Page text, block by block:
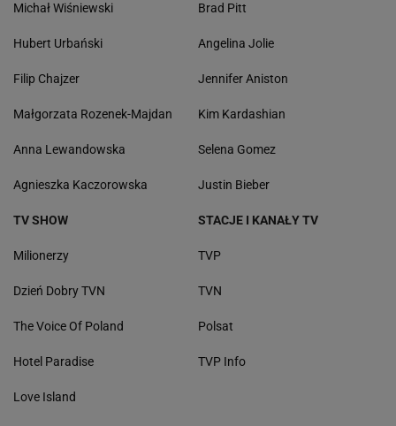
Michał Wiśniewski
Hubert Urbański
Filip Chajzer
Małgorzata Rozenek-Majdan
Anna Lewandowska
Agnieszka Kaczorowska
Brad Pitt
Angelina Jolie
Jennifer Aniston
Kim Kardashian
Selena Gomez
Justin Bieber
TV SHOW
Milionerzy
Dzień Dobry TVN
The Voice Of Poland
Hotel Paradise
Love Island
STACJE I KANAŁY TV
TVP
TVN
Polsat
TVP Info